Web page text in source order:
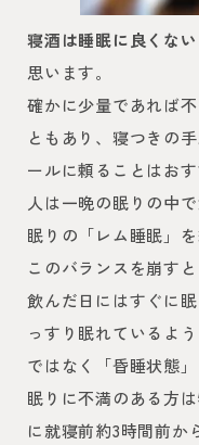
寝酒は睡眠に良くない
思います。
確かに少量であれば
ともあり、寝つきの
ールに頼ることはおす
人は一晩の眠りの中
眠りの「レム睡眠」
このバランスを崩す
飲んだ日にはすぐに
っすり眠れているよ
ではなく「昏睡状態
眠りに不満のある方
に就寝前約3時間前か